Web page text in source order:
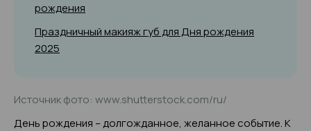
рождения
Праздничный макияж губ для Дня рождения
2025
Источник фото: www.shutterstock.com/ru/
День рождения – долгожданное, желанное событие. К